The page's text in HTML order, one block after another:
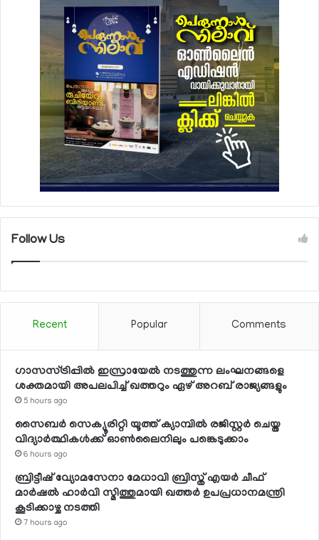
Follow Us
Recent Popular Comments
ഗാസസ്ട്രിപ്പില്‍ ഇസ്രായേല്‍ നടത്തുന്ന ലംഘനങ്ങളെ
ശക്തമായി അപലപിച്ച് ഖത്തറും ഏഴ് അറബ് രാജ്യങ്ങളും
5 hours ago
സൈബര്‍ സെക്യൂരിറ്റി യൂത്ത് ക്യാമ്പില്‍ രജിസ്റ്റര്‍ ചെയ്ത
വിദ്യാര്‍ത്ഥികള്‍ക്ക് ഓണ്‍ലൈനിലും പങ്കെടുക്കാം
6 hours ago
ബ്രിട്ടീഷ് വ്യോമസേനാ മേധാവി ബ്രിസ്ത് എയര്‍ ചീഫ്
മാര്‍ഷല്‍ ഹാര്‍വി സ്മിത്തുമായി ഖത്തര്‍ ഉപപ്രധാനമന്ത്രി
കൂടിക്കാഴ്ച നടത്തി
7 hours ago